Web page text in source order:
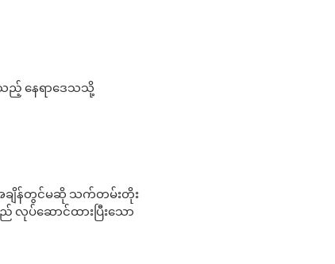
သည့် နေရာဒေသသို့
ည့်အချိန်တွင်မဆို သက်တမ်းတိုး
လုပ်ဆောင်ထားပြီးသော